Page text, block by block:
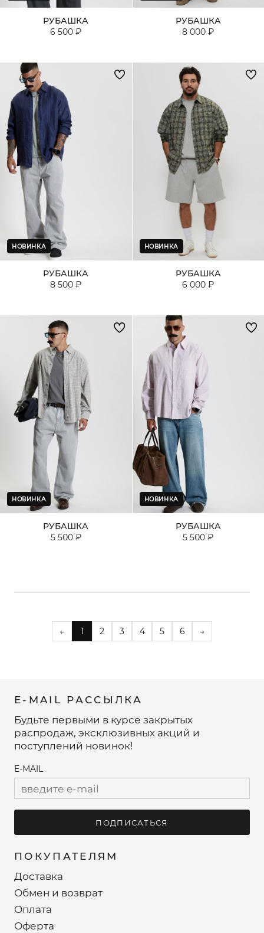
РУБАШКА
6 500 ₽
РУБАШКА
8 000 ₽
НОВИНКА
РУБАШКА
8 500 ₽
НОВИНКА
РУБАШКА
6 000 ₽
НОВИНКА
РУБАШКА
5 500 ₽
НОВИНКА
РУБАШКА
5 500 ₽
← 1 2 3 4 5 6 →
ПОКУПАТЕЛЯМ
Доставка
Обмен и возврат
Оплата
Оферта
E-MAIL РАССЫЛКА
Будьте первыми в курсе закрытых
распродаж, эксклюзивных акций и
поступлений новинок!
E-MAIL
ПОДПИСАТЬСЯ